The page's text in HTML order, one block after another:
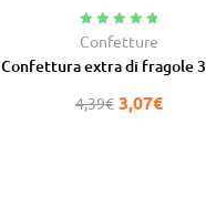
Valutato 5.00
Confetture
Confettura extra di fragole
4,39€ 3,07€